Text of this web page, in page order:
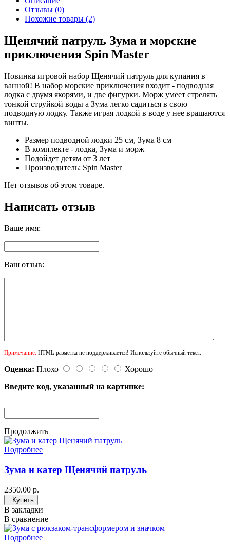
Отзывы (0)
Похожие товары (2)
Щенячий патруль Зума и морские
приключения Spin Master
Новинка игровой набор Щенячий патруль для купания в
ванной! В набор морские приключения входит - подводная
лодка с двумя якорями, и две фигурки. Морж умеет стрелять
тонкой струйкой воды а Зума легко садиться в свою
подводную лодку. Также играя лодкой в воде у нее вращаются
винты.
Размер подводной лодки 25 см, Зума 8 см
В комплекте - лодка, Зума и морж
Подойдет детям от 3 лет
Производитель: Spin Master
Нет отзывов об этом товаре.
Написать отзыв
Ваше имя:
Ваш отзыв:
Примечание: HTML разметка не поддерживается! Используйте обычный текст.
Оценка: Плохо
Хорошо
Введите код, указанный на картинке:
Продолжить
Подробнее
Зума и катер Щенячий патруль
2350.00 р.
Купить
В закладки
В сравнение
Подробнее